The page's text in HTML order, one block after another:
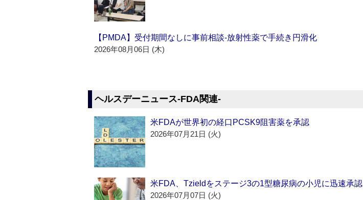
【PMDA】受付期間なしに事前相談‐放射性薬で手続き円滑化
2026年08月06日 (木)
ヘルスデーニュース‐FDA関連‐
米FDAが世界初の経口PCSK9阻害薬を承認
2026年07月21日 (火)
米FDA、Tzieldをステージ3の1型糖尿病の小児に迅速承認
2026年07月07日 (火)